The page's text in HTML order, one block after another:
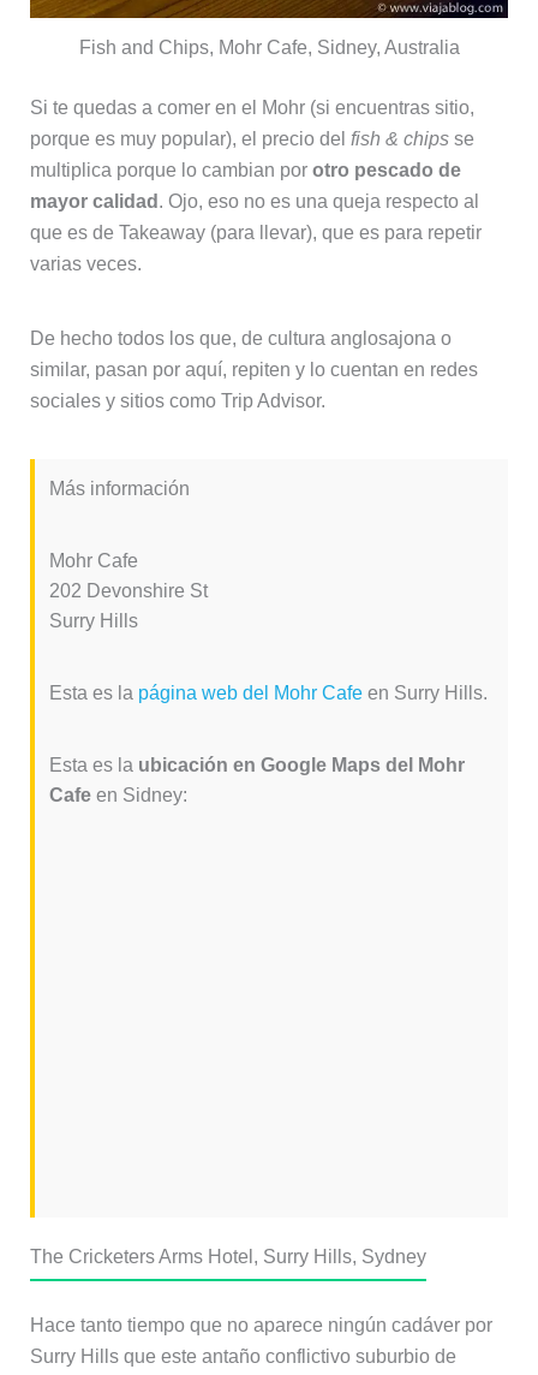
Fish and Chips, Mohr Cafe, Sidney, Australia
Si te quedas a comer en el Mohr (si encuentras sitio,
porque es muy popular), el precio del fish & chipsse
multiplica porque lo cambian por otro pescado de
mayor calidad . Ojo, eso no es una queja respecto al
que es de Takeaway (para llevar), que es para repetir
varias veces.
De hecho todos los que, de cultura anglosajona o
similar, pasan por aquí, repiten y lo cuentan en redes
sociales y sitios como Trip Advisor.
Más información
Mohr Cafe
202 Devonshire St
Surry Hills
Esta es la página web del Mohr Cafeen Surry Hills.
Esta es la ubicación en Google Maps del Mohr
Cafeen Sidney:
The Cricketers Arms Hotel, Surry Hills, Sydney
Hace tanto tiempo que no aparece ningún cadáver por
Surry Hills que este antaño conflictivo suburbio de